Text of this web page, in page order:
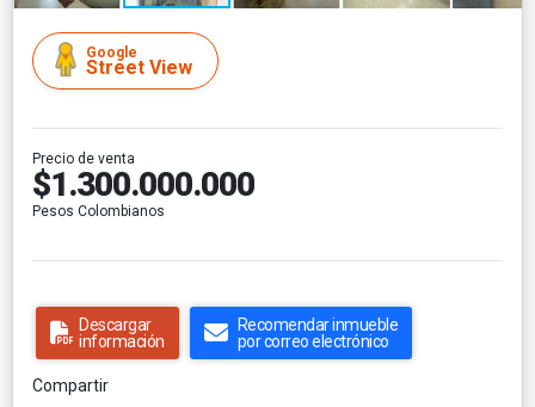
Google
Street View
Precio de venta
$1.300.000.000
Pesos Colombianos
Descargar
información
Recomendar inmueble
por correo electrónico
Compartir